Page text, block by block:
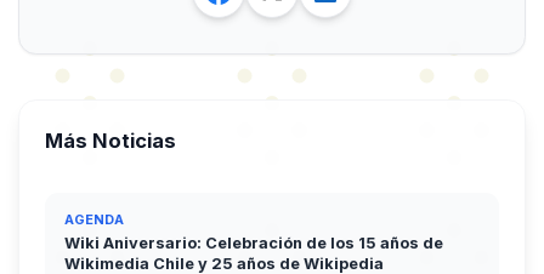
Más Noticias
AGENDA
Wiki Aniversario: Celebración de los 15 años de
Wikimedia Chile y 25 años de Wikipedia